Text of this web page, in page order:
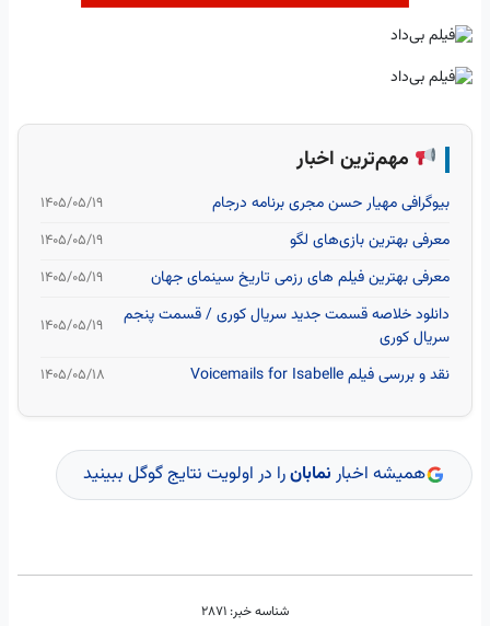
مهم‌ترین اخبار
بیوگرافی مهیار حسن مجری برنامه درجام ۱۴۰۵/۰۵/۱۹
معرفی بهترین بازی‌های لگو ۱۴۰۵/۰۵/۱۹
معرفی بهترین فیلم های رزمی تاریخ سینمای جهان ۱۴۰۵/۰۵/۱۹
دانلود خلاصه قسمت جدید سریال کوری / قسمت پنجم
سریال کوری
۱۴۰۵/۰۵/۱۹
نقد و بررسی فیلم Voicemails for Isabelle ۱۴۰۵/۰۵/۱۸
همیشه اخبار نمابانرا در اولویت نتایج گوگل ببینید
شناسه خبر: